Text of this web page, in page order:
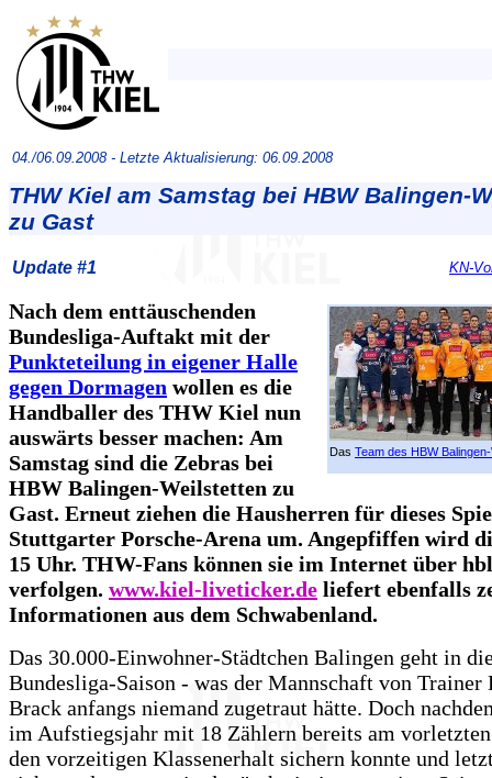
04./06.09.2008 - Letzte Aktualisierung: 06.09.2008
THW Kiel am Samstag bei HBW Balingen-
zu Gast
Update #1 KN-
Das Team des HBW
Nach dem enttäuschenden
Bundesliga-Auftakt mit der
Punkteteilung in eigener Halle
gegen Dormagen wollen es die
Handballer des THW Kiel nun
auswärts besser machen: Am
Samstag sind die Zebras bei
HBW Balingen-Weilstetten zu
Gast. Erneut ziehen die Hausherren für dieses
Stuttgarter Porsche-Arena um. Angepfiffen wird
15 Uhr. THW-Fans können sie im Internet über
verfolgen. www.kiel-liveticker.de liefert ebenfalls
Informationen aus dem Schwabenland.
Das 30.000-Einwohner-Städtchen Balingen geht in
Bundesliga-Saison - was der Mannschaft von Trainer
Brack anfangs niemand zugetraut hätte. Doch
im Aufstiegsjahr mit 18 Zählern bereits am
den vorzeitigen Klassenerhalt sichern konnte und